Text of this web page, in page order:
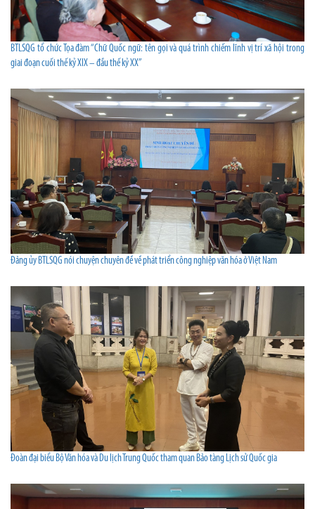
BTLSQG tổ chức Tọa đàm “Chữ Quốc ngữ: tên gọi và quá trình chiếm lĩnh vị trí xã hội trong
giai đoạn cuối thế kỷ XIX – đầu thế kỷ XX”
Đảng ủy BTLSQG nói chuyện chuyên đề về phát triển công nghiệp văn hóa ở Việt Nam
Đoàn đại biểu Bộ Văn hóa và Du lịch Trung Quốc tham quan Bảo tàng Lịch sử Quốc gia